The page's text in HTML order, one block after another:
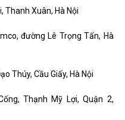
Thanh Xuân, Hà Nội
đường Lê Trọng Tấn, Hà
Thúy, Cầu Giấy, Hà Nội
Thạnh Mỹ Lợi, Quận 2,